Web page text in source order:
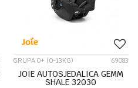
GRUPA 0+ (0-13KG) 69083
JOIE AUTOSJEDALICA GEMM
SHALE 32030